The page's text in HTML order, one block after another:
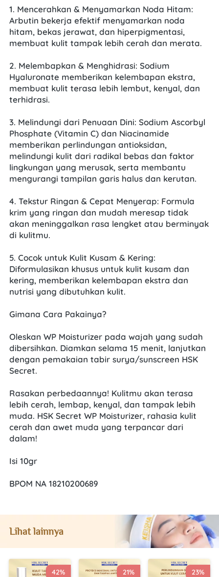
1. Mencerahkan & Menyamarkan Noda Hitam:
Arbutin bekerja efektif menyamarkan noda
hitam, bekas jerawat, dan hiperpigmentasi,
membuat kulit tampak lebih cerah dan merata.
2. Melembapkan & Menghidrasi: Sodium
Hyaluronate memberikan kelembapan ekstra,
membuat kulit terasa lebih lembut, kenyal, dan
terhidrasi.
3. Melindungi dari Penuaan Dini: Sodium Ascorbyl
Phosphate (Vitamin C) dan Niacinamide
memberikan perlindungan antioksidan,
melindungi kulit dari radikal bebas dan faktor
lingkungan yang merusak, serta membantu
mengurangi tampilan garis halus dan kerutan.
4. Tekstur Ringan & Cepat Menyerap: Formula
krim yang ringan dan mudah meresap tidak
akan meninggalkan rasa lengket atau berminyak
di kulitmu.
5. Cocok untuk Kulit Kusam & Kering:
Diformulasikan khusus untuk kulit kusam dan
kering, memberikan kelembapan ekstra dan
nutrisi yang dibutuhkan kulit.
Gimana Cara Pakainya?
Oleskan WP Moisturizer pada wajah yang sudah
dibersihkan. Diamkan selama 15 menit, lanjutkan
dengan pemakaian tabir surya/sunscreen HSK
Secret.
Rasakan perbedaannya! Kulitmu akan terasa
lebih cerah, lembap, kenyal, dan tampak lebih
muda. HSK Secret WP Moisturizer, rahasia kulit
cerah dan awet muda yang terpancar dari
dalam!
Isi 10gr
BPOM NA 18210200689
Lihat lainnya
42% 21% 23%